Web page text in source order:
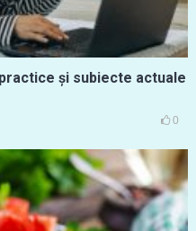
și subiecte actuale
0